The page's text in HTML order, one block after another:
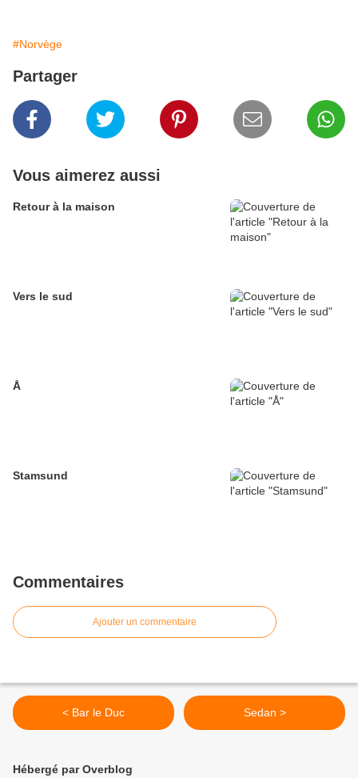
#Norvège
Partager
Vous aimerez aussi
Retour à la maison
Vers le sud
Å
Stamsund
Commentaires
Ajouter un commentaire
< Bar le Duc Sedan >
Hébergé par Overblog